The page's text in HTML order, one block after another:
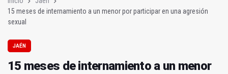
15 meses de internamiento a un menor por participar en una agresión
sexual
JAÉN
15 meses de internamiento a un menor